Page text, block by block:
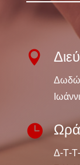


Δ-Τ-